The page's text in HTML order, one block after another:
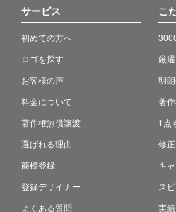
サービス
初めての方へ
ロゴを探す
お客様の声
料金について
著作権無償譲渡
選ばれる理由
商標登録
登録デザイナー
よくある質問
こ
厳
明
著
1点
修
キ
ス
実